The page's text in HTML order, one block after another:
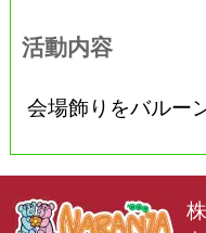
活動内容
会場飾りをバルー